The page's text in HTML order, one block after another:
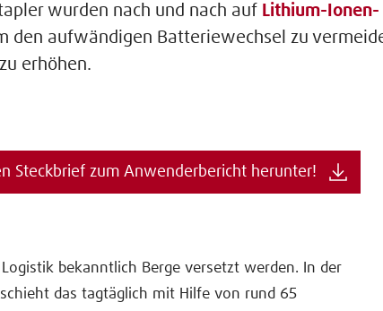
wurden nach und nach auf Lithium-Ionen-
den aufwändigen Batteriewechsel zu
erhöhen.
Steckbrief zum Anwenderbericht herunter!
bekanntlich Berge versetzt werden. In der
das tagtäglich mit Hilfe von rund 65